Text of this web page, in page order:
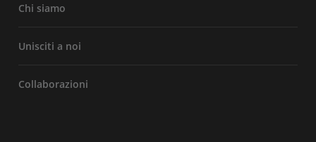
Chi siamo
Unisciti a noi
Collaborazioni